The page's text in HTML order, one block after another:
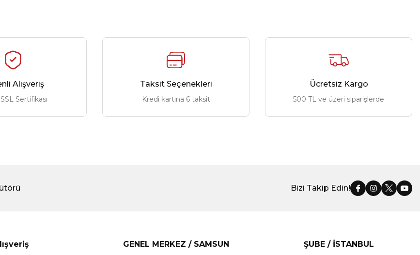
Alışveriş
Sertifikası
Taksit Seçenekleri
Kredi kartına 6 taksit
Ücretsiz Kargo
500 TL ve üzeri siparişlerde
Bizi Takip Edin!
GENEL MERKEZ / SAMSUN ŞUBE / İSTANBUL